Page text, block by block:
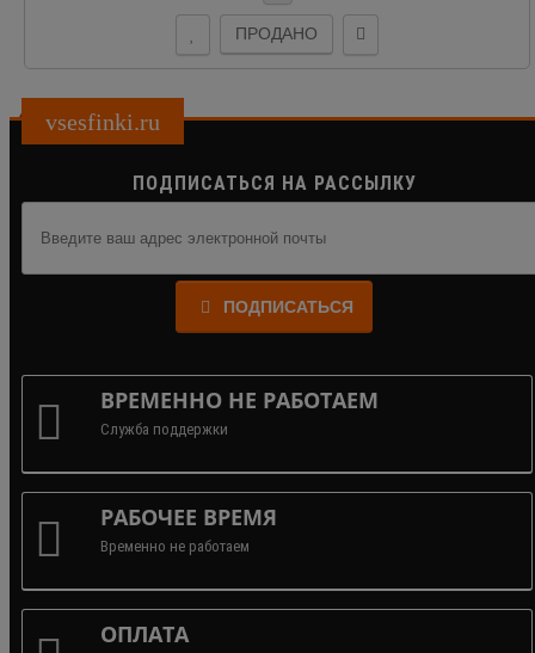
ПРОДАНО
vsesfinki.ru
ПОДПИСАТЬСЯ НА РАССЫЛКУ
ПОДПИСАТЬСЯ
ВРЕМЕННО НЕ РАБОТАЕМ
Служба поддержки
РАБОЧЕЕ ВРЕМЯ
Временно не работаем
ОПЛАТА